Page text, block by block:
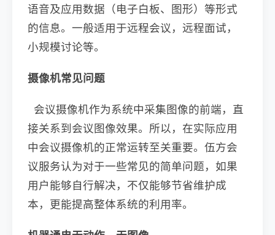
语音及应用数据（电子白板、图形）等形式
的信息。一般适用于远程会议，远程面试，
小规模讨论等。
摄像机常见问题
会议摄像机作为系统中采集图像的前端，直
接关系到会议图像效果。所以，在实际应用
中会议摄像机的正常运转至关重要。伍方会
议服务认为对于一些常见的简单问题，如果
用户能够自行解决，不仅能够节省维护成
本，更能提高整体系统的利用率。